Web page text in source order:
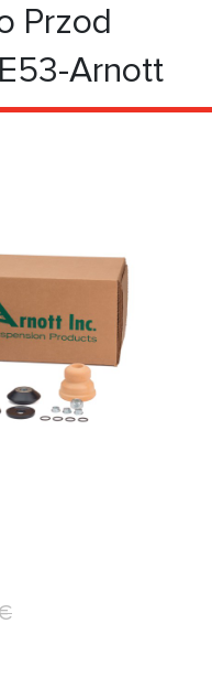
Przod
Arnott